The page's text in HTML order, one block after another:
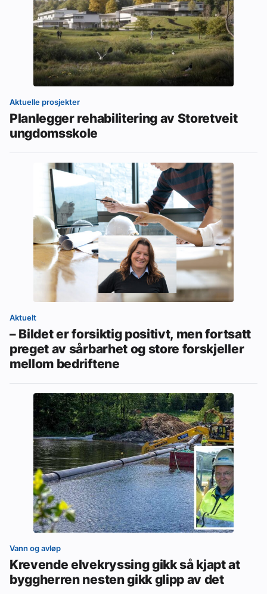
Aktuelle prosjekter
Planlegger rehabilitering av Storetveit
ungdomsskole
Aktuelt
– Bildet er forsiktig positivt, men fortsatt
preget av sårbarhet og store forskjeller
mellom bedriftene
Vann og avløp
Krevende elvekryssing gikk så kjapt at
byggherren nesten gikk glipp av det